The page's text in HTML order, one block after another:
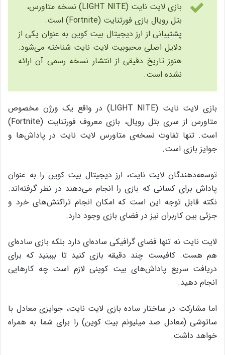
بازی لایت نایت (LIGHT NITE) نسخه‌ متاورس،
بتل رویال بازی فورتنایت (Fortnite) است.
پشتیبانی از ارز دیجیتال بیت کوین به عنوان یکی از
دلایل اصلی محبوبیت لایت نایت شناخته می‌شود.
هنوز تاریخ دقیقی از انتشار نسخه رسمی آن ارائه
نشده است.
بازی لایت نایت (LIGHT NITE) در واقع یک ورژن مخصوص
متاورس از سری بتل رویال، بازی معروف فورتنایت (Fortnite)
است. تنها تفاوت نسخه‌ی متاورس لایت نایت در پاداش‌‌ها و
جوایز بازی است.
توسعه‌دهندگان لایت نایت، ارز دیجیتال بیت کوین را به عنوان
پاداش برای کسانی که بازی را انجام می‌دهند در نظر گرفته‌اند.
نکته قابل توجه این است که امکان انجام تراکنش‌های خرد و
جزئی بین کاربران نیز در فضای بازی وجود دارد.
لایت نایت نه تنها فضای گرافیکی ساده‌ای دارد بلکه بازی ساده‌ای
هم هست. کافیست چند دقیقه بازی کنید تا ببینید که برای
دریافت سریع پاداش‌های بیت‌ کوینی لازم است چه کار‌هایی
انجام دهید.
اما مشارکت در ساختار ساده بازی لایت نایت، جوایزی معادل با
ساتوشی (معادل صد میلیونم بیت‌ کوین) را برای شما به همراه
خواهد داشت.